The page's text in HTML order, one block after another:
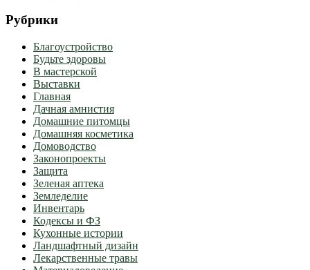
Рубрики
Благоустройство
Будьте здоровы
В мастерской
Выставки
Главная
Дачная амнистия
Домашние питомцы
Домашняя косметика
Домоводство
Законопроекты
Защита
Зеленая аптека
Земледелие
Инвентарь
Кодексы и ФЗ
Кухонные истории
Ландшафтный дизайн
Лекарственные травы